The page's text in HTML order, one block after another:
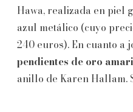
Hawa, realizada en piel
azul metálico (cuyo
240 euros). En cuanto a
pendientes de oro
anillo de Karen Hallam.